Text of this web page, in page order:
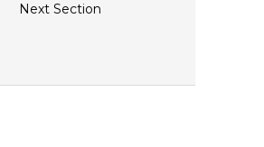
Next Section